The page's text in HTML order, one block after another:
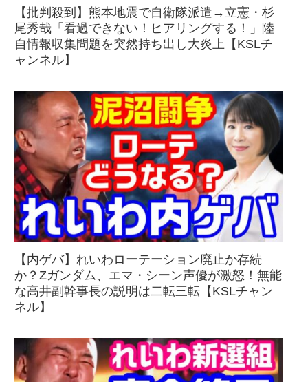
【批判殺到】熊本地震で自衛隊派遣→立憲・杉
尾秀哉「看過できない！ヒアリングする！」陸
自情報収集問題を突然持ち出し大炎上【KSLチ
ャンネル】
【内ゲバ】れいわローテーション廃止か存続
か？Zガンダム、エマ・シーン声優が激怒！無能
な高井副幹事長の説明は二転三転【KSLチャン
ネル】